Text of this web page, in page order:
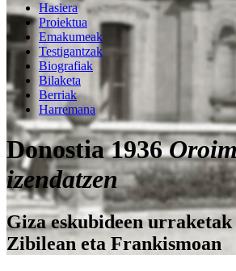
Hasiera
Proiektua
Emakumeak
Testigantzak
Biografiak
Bilaketa
Berriak
Harremana
Donostia 1936
izendatzen
Giza eskubideen
Zibilean eta Frankismoan